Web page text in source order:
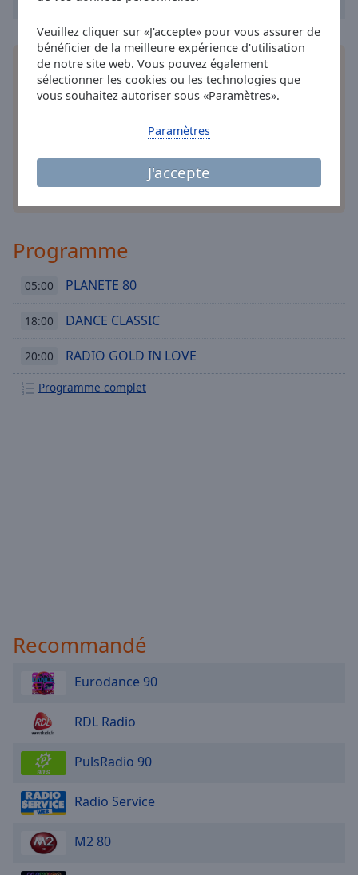
Veuillez cliquer sur «J'accepte» pour vous assurer de
bénéficier de la meilleure expérience d'utilisation
de notre site web. Vous pouvez également
sélectionner les cookies ou les technologies que
vous souhaitez autoriser sous «Paramètres».
J'accepte
Paramètres
Installezl'applicationgratuite Online Radio Box
pour votre téléphone intelligent et d'écouter vos
stations de radio préférées en ligne où que vous
autres options
Programme
05:00 PLANETE 80
18:00 DANCE CLASSIC
20:00 RADIO GOLD IN LOVE
Programme complet
Recommandé
Eurodance 90
RDL Radio
PulsRadio 90
Radio Service
M2 80